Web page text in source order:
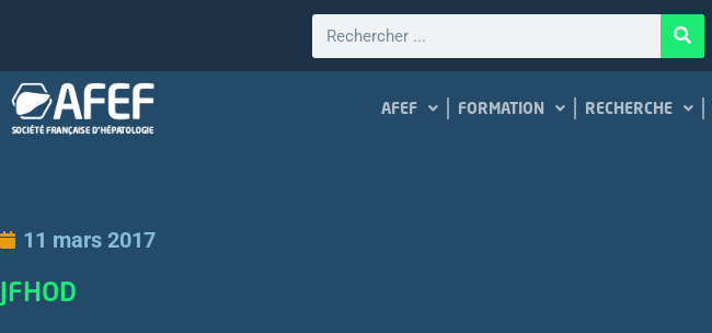
AFEF FORMATION RECHERCHE
11 mars 2017
JFHOD